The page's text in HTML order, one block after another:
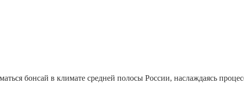
бонсай в климате средней полосы России, наслаждаясь